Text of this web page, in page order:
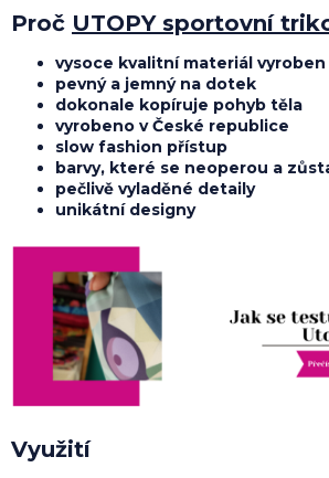
Proč UTOPY sportovní
vysoce kvalitní materiál
pevný a jemný na dotek
dokonale kopíruje pohyb těla
vyrobeno v České republice
slow fashion přístup
barvy, které se neoperou a
pečlivě vyladěné detaily
unikátní designy
Využití